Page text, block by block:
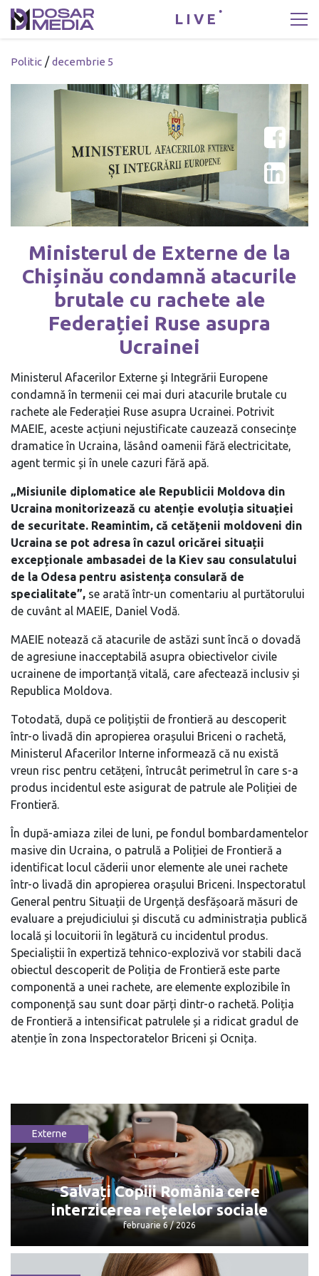
LIVE
Politic /decembrie 5
Ministerul de Externe de la
Chișinău condamnă atacurile
brutale cu rachete ale
Federației Ruse asupra
Ucrainei
Ministerul Afacerilor Externe şi Integrării Europene
condamnă în termenii cei mai duri atacurile brutale cu
rachete ale Federației Ruse asupra Ucrainei. Potrivit
MAEIE, aceste acțiuni nejustificate cauzează consecințe
dramatice în Ucraina, lăsând oamenii fără electricitate,
agent termic și în unele cazuri fără apă.
„Misiunile diplomatice ale Republicii Moldova din
Ucraina monitorizează cu atenție evoluția situației
de securitate. Reamintim, că cetățenii moldoveni din
Ucraina se pot adresa în cazul oricărei situații
excepționale ambasadei de la Kiev sau consulatului
de la Odesa pentru asistența consulară de
specialitate”, se arată într-un comentariu al purtătorului
de cuvânt al MAEIE, Daniel Vodă.
MAEIE notează că atacurile de astăzi sunt încă o dovadă
de agresiune inacceptabilă asupra obiectivelor civile
ucrainene de importanță vitală, care afectează inclusiv și
Republica Moldova.
Totodată, după ce polițiștii de frontieră au descoperit
într-o livadă din apropierea orașului Briceni o rachetă,
Ministerul Afacerilor Interne informează că nu există
vreun risc pentru cetățeni, întrucât perimetrul în care s-a
produs incidentul este asigurat de patrule ale Poliției de
Frontieră.
În după-amiaza zilei de luni, pe fondul bombardamentelor
masive din Ucraina, o patrulă a Poliției de Frontieră a
identificat locul căderii unor elemente ale unei rachete
într-o livadă din apropierea orașului Briceni. Inspectoratul
General pentru Situații de Urgență desfășoară măsuri de
evaluare a prejudiciului și discută cu administrația publică
locală și locuitorii în legătură cu incidentul produs.
Specialiștii în expertiză tehnico-explozivă vor stabili dacă
obiectul descoperit de Poliția de Frontieră este parte
componentă a unei rachete, are elemente explozibile în
componență sau sunt doar părți dintr-o rachetă. Poliția
de Frontieră a intensificat patrulele și a ridicat gradul de
atenție în zona Inspectoratelor Briceni și Ocnița.
Externe
Salvați Copiii România cere
interzicerea rețelelor sociale
februarie 6 / 2026